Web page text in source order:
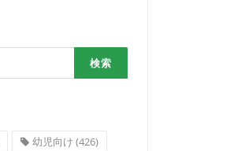
幼児向け (426)